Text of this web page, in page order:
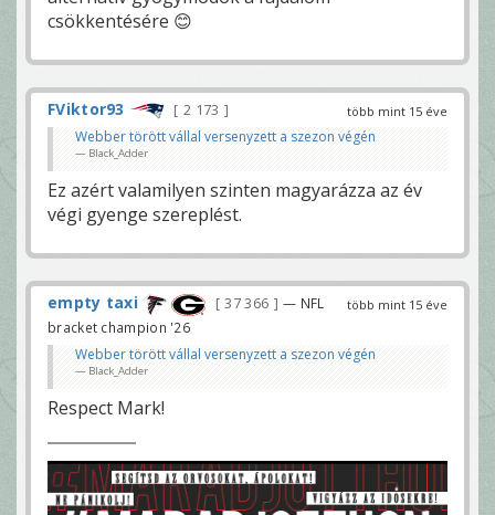
csökkentésére 😊
több mint 15 éve
FViktor93
2 173
Webber törött vállal versenyzett a szezon végén
Black_Adder
Ez azért valamilyen szinten magyarázza az év
végi gyenge szereplést.
több mint 15 éve
empty taxi 37 366
— NFL
bracket champion '26
Webber törött vállal versenyzett a szezon végén
Black_Adder
Respect Mark!